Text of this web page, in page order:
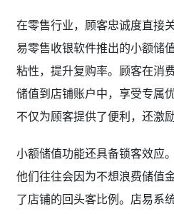
在零售行业，顾客忠诚度直接
易零售收银软件推出的小额储
粘性，提升复购率。顾客在消
储值到店铺账户中，享受专属
不仅为顾客提供了便利，还激
小额储值功能还具备锁客效应
他们往往会因为不想浪费储值
了店铺的回头客比例。店易系